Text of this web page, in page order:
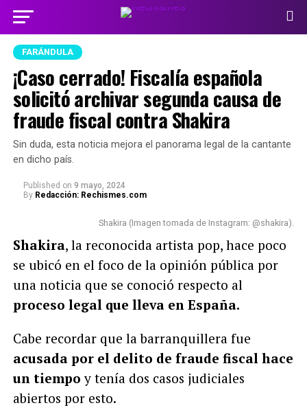
FARÁNDULA
¡Caso cerrado! Fiscalía española
solicitó archivar segunda causa de
fraude fiscal contra Shakira
Sin duda, esta noticia mejora el panorama legal de la cantante
en dicho país.
Published on 9 mayo, 2024
By Redacción: Rechismes.com
Shakira (Imagen tomada de Instagram: @shakira).
Shakira, la reconocida artista pop, hace poco
se ubicó en el foco de la opinión pública por
una noticia que se conoció respecto al
proceso legal que lleva en España.
Cabe recordar que la barranquillera fue
acusada por el delito de fraude fiscal hace
un tiempo y tenía dos casos judiciales
abiertos por esto.